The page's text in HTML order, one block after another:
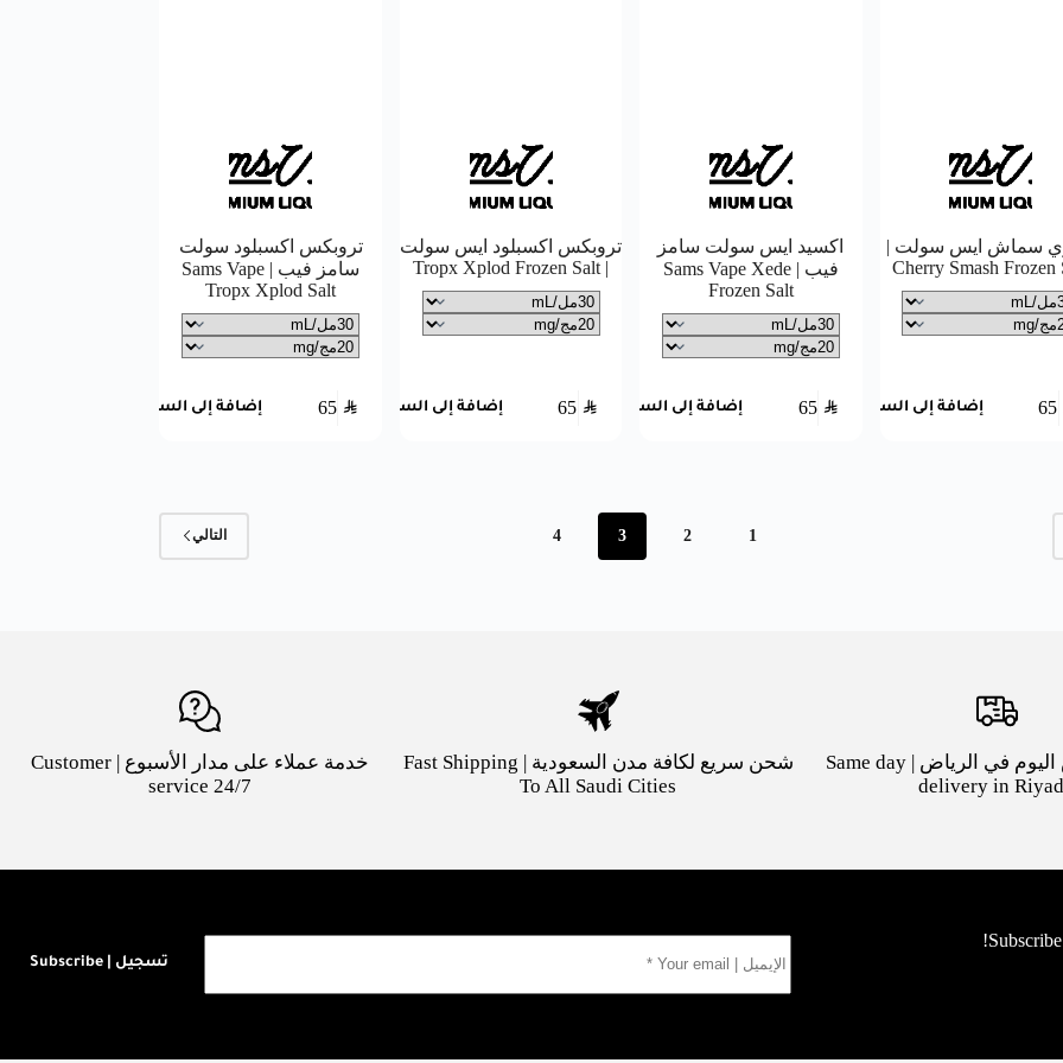
سماش ايس سولت |
Cherry Smash Frozen
65 إضافة إلى السلة
اكسيد ايس سولت سامز
فيب | Sams Vape Xede
Frozen Salt
65 SAR إضافة إلى السلة
تروبكس اكسبلود ايس سولت
| Tropx Xplod Frozen Salt
65 SAR إضافة إلى السلة
تروبكس اكسبلود سولت
سامز فيب | Sams Vape
Tropx Xplod Salt
65 SAR إضافة إلى السلة
1
2
3
4 التالي
توصيل بنفس اليوم في الرياض | Same day
delivery in
شحن سريع لكافة مدن السعودية | Fast Shipping
To All Saudi Cities
خدمة عملاء على مدار الأسبوع | Customer
service 24/7
تسجيل | Subscribe